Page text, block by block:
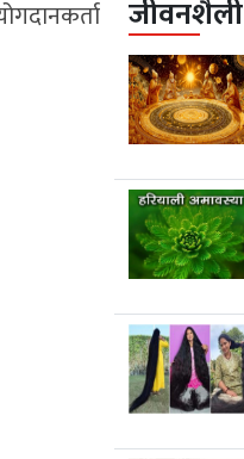
जीवनशैली